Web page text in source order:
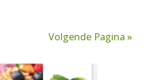
Volgende Pagina »